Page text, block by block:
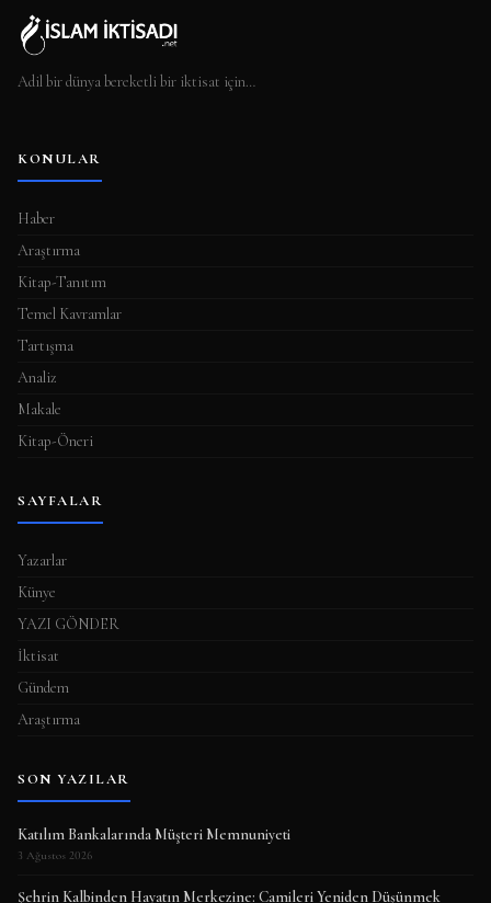
Adil bir dünya bereketli bir iktisat için…
KONULAR
Haber
Araştırma
Kitap-Tanıtım
Temel Kavramlar
Tartışma
Analiz
Makale
Kitap-Öneri
SAYFALAR
Yazarlar
Künye
YAZI GÖNDER
İktisat
Gündem
Araştırma
SON YAZILAR
Katılım Bankalarında Müşteri Memnuniyeti
3 Ağustos 2026
Şehrin Kalbinden Hayatın Merkezine: Camileri Yeniden Düşünmek